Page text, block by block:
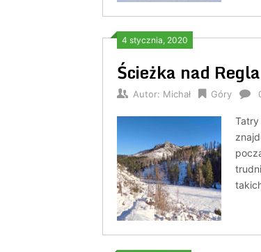
4 stycznia, 2020
Ścieżka nad
Autor: Michał Góry